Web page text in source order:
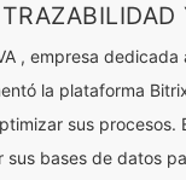
, empresa
la plataforma
sus procesos.
sus bases de datos